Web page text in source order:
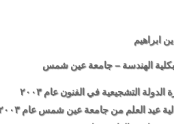
ابراهيم
بكلية الهندسة – جامعة عين شمس
التشجيعية في الفنون عام ٢٠٠٣
عيد العلم من جامعة عين شمس عام ٢٠٠٣